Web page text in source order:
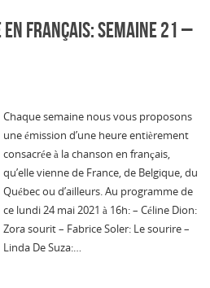
Français: Semaine 21 –
Chaque semaine nous vous proposons
une émission d’une heure entièrement
consacrée à la chanson en français,
qu’elle vienne de France, de Belgique, du
Québec ou d’ailleurs. Au programme de
ce lundi 24 mai 2021 à 16h: – Céline Dion:
Zora sourit – Fabrice Soler: Le sourire –
Linda De Suza:…